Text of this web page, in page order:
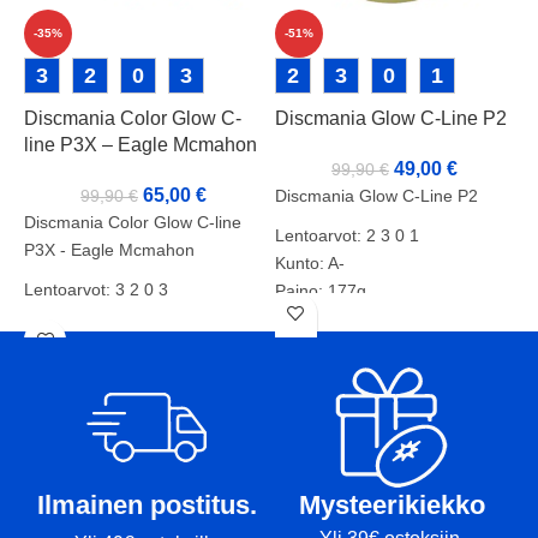
-35%
3 2 0 3
Discmania Color Glow C-
line P3X – Eagle Mcmahon
99,90€ 65,00 €
Discmania Color Glow C-line
P3X - Eagle Mcmahon
Lentoarvot: 3 2 0 3
Kunto: A-
Tussit: Rimmi ja Pohja
-51%
2 3 0 1
Discmania Glow C-Line P2
99,90€ 49,00 €
Discmania Glow C-Line P2
Lentoarvot: 2 3 0 1
Kunto: A-
Paino: 177g
Tussit:
Ilmainen postitus. Mysteerikiekko